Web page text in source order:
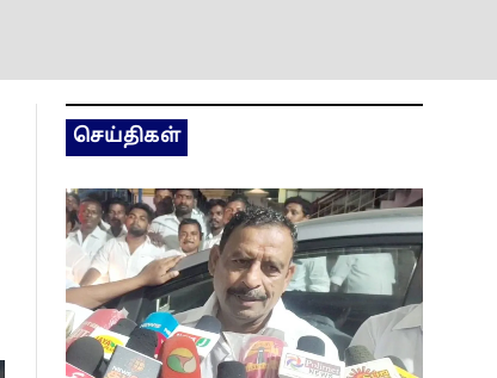
செய்திகள்